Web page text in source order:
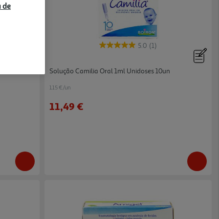
5.0 (1)
Solução Camilia Oral 1ml Unidoses 10un
1.15 €/un
11,49 €
de